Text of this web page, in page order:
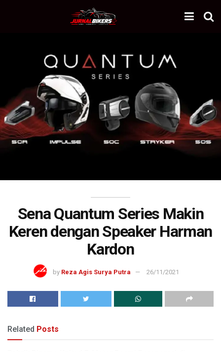
Sena Quantum Series Makin
Keren dengan Speaker Harman
Kardon
by Reza Agis Surya Putra 26/11/2021
Related Posts